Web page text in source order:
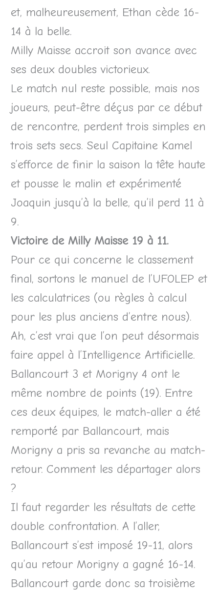
et, malheureusement, Ethan cède 16-
14 à la belle.
Milly Maisse accroit son avance avec
ses deux doubles victorieux.
Le match nul reste possible, mais nos
joueurs, peut-être déçus par ce début
de rencontre, perdent trois simples en
trois sets secs. Seul Capitaine Kamel
s’efforce de finir la saison la tête haute
et pousse le malin et expérimenté
Joaquin jusqu’à la belle, qu’il perd 11 à
9.
Victoire de Milly Maisse 19 à 11.
Pour ce qui concerne le classement
final, sortons le manuel de l’UFOLEP et
les calculatrices (ou règles à calcul
pour les plus anciens d’entre nous).
Ah, c’est vrai que l’on peut désormais
faire appel à l’Intelligence Artificielle.
Ballancourt 3 et Morigny 4 ont le
même nombre de points (19). Entre
ces deux équipes, le match-aller a été
remporté par Ballancourt, mais
Morigny a pris sa revanche au match-
retour. Comment les départager alors
?
Il faut regarder les résultats de cette
double confrontation. A l’aller,
Ballancourt s’est imposé 19-11, alors
qu’au retour Morigny a gagné 16-14.
Ballancourt garde donc sa troisième